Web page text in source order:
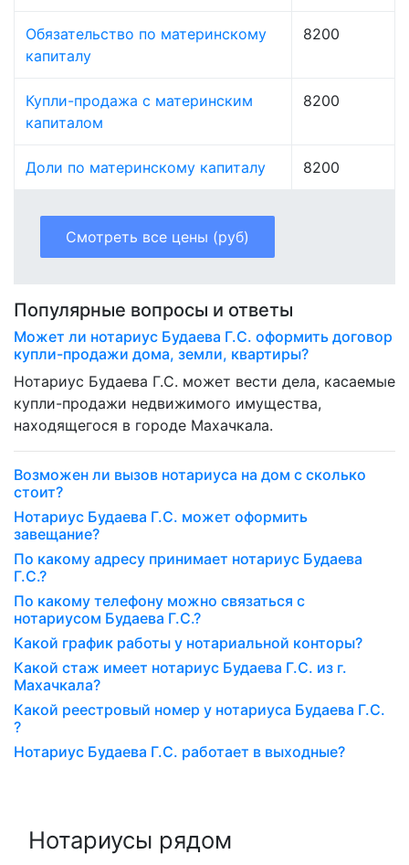
Обязательство по материнскому
капиталу
8200
Купли-продажа с материнским
капиталом
8200
Доли по материнскому капиталу 8200
Смотреть все цены (руб)
Популярные вопросы и ответы
Может ли нотариус Будаева Г.С. оформить договор
купли-продажи дома, земли, квартиры?
Нотариус Будаева Г.С. может вести дела, касаемые
купли-продажи недвижимого имущества,
находящегося в городе Махачкала.
Возможен ли вызов нотариуса на дом с сколько
стоит?
Нотариус Будаева Г.С. может оформить
завещание?
По какому адресу принимает нотариус Будаева
Г.С.?
По какому телефону можно связаться с
нотариусом Будаева Г.С.?
Какой график работы у нотариальной конторы?
Какой стаж имеет нотариус Будаева Г.С. из г.
Махачкала?
Какой реестровый номер у нотариуса Будаева Г.С.
?
Нотариус Будаева Г.С. работает в выходные?
Нотариусы рядом